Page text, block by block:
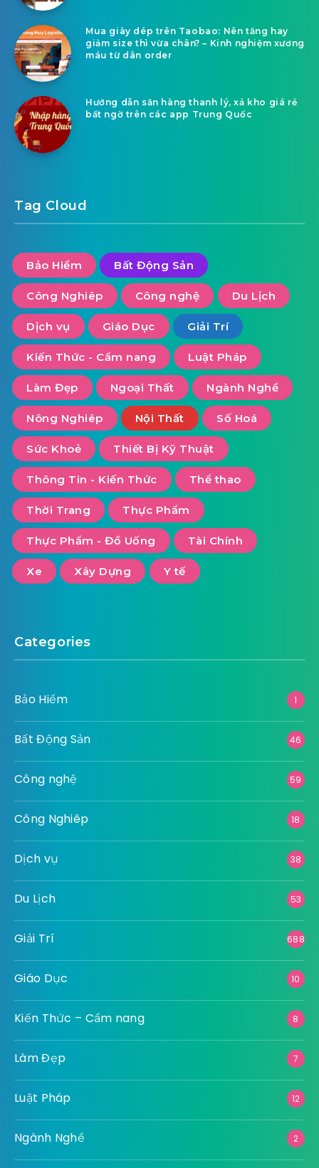
Mua giày dép trên Taobao: Nên tăng hay
giảm size thì vừa chân? – Kinh nghiệm xương
máu từ dân order
Hướng dẫn săn hàng thanh lý, xả kho giá rẻ
bất ngờ trên các app Trung Quốc
Tag Cloud
Bảo Hiểm Bất Động Sản
Công Nghiêp Công nghệ Du Lịch
Dịch vụ Giáo Dục Giải Trí
Kiến Thức - Cẩm nang Luật Pháp
Làm Đẹp Ngoại Thất Ngành Nghề
Nông Nghiêp Nội Thất Số Hoá
Sức Khoẻ Thiết Bị Kỹ Thuật
Thông Tin - Kiến Thức Thể thao
Thời Trang Thực Phẩm
Thực Phẩm - Đồ Uống Tài Chính
Xe Xây Dựng Y tế
Categories
Bảo Hiểm 1
Bất Động Sản 46
Công nghệ 59
Công Nghiêp 18
Dịch vụ 38
Du Lịch 53
Giải Trí 688
Giáo Dục 10
Kiến Thức – Cẩm nang 8
Làm Đẹp 7
Luật Pháp 12
Ngành Nghề 2